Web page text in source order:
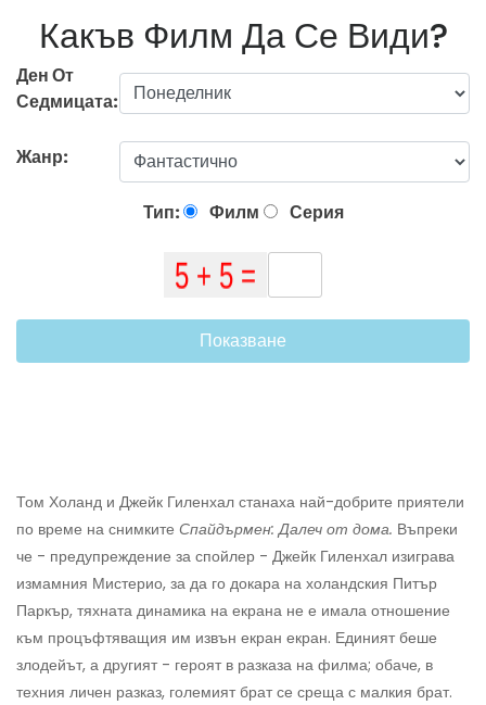
Какъв Филм Да Се Види?
Ден От
Седмицата:
Жанр:
Тип: Филм Серия
Показване
Том Холанд и Джейк Гиленхал станаха най-добрите приятели
по време на снимките Спайдърмен: Далеч от дома. Въпреки
че - предупреждение за спойлер - Джейк Гиленхал изиграва
измамния Мистерио, за да го докара на холандския Питър
Паркър, тяхната динамика на екрана не е имала отношение
към процъфтяващия им извън екран екран. Единият беше
злодейът, а другият - героят в разказа на филма; обаче, в
техния личен разказ, големият брат се среща с малкия брат.